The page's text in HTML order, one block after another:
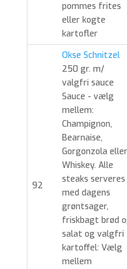
pommes frites
eller kogte
kartofler
92
Okse Schnitzel
250 gr. m/
valgfri sauce
Sauce - vælg
mellem:
Champignon,
Bearnaise,
Gorgonzola eller
Whiskey. Alle
steaks serveres
med dagens
grøntsager,
friskbagt brød
salat og valgfri
kartoffel: Vælg
mellem